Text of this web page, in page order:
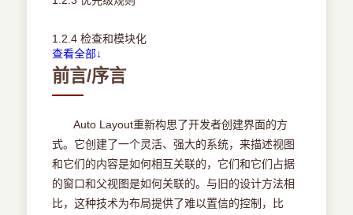
1.2.4 检查和模块化
1.2.5 与Autosizing兼容
1.3.2 充分性
查看全部↓
前言/序言
Auto Layout重新构思了开发者创建界面的方
式。它创建了一个灵活、强大的系统，来描述视图
和它们的内容是如何相互关联的，它们和它们占据
的窗口和父视图是如何关联的。与旧的设计方法相
比，这种技术为布局提供了难以置信的控制，比